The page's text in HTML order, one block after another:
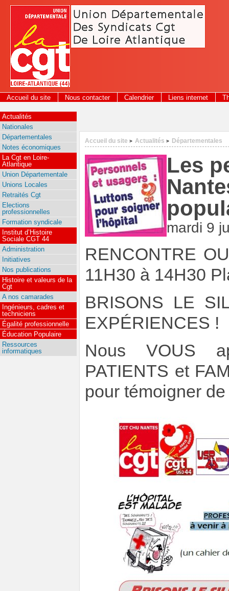
Panneau de gestion des cookies
Accueil du site Nous contacter Calendrier Liens internet
Accueil du site > Actualités > Départementales
Les
mardi 9
RENCONTRE
11H30 à 14H30
BRISONS LE
EXPÉRIENCES !
Nous VOUS
PATIENTS et
pour témoigner
Actualités
Nationales
Départementales
Notes économiques
La Cgt en Loire-
Atlantique
Union Départementale
Unions Locales
Retraités Cgt
Elections
professionnelles
Formation syndicale
Institut d’Histoire
Sociale CGT 44
Administration
Initiatives
Nos publications
Histoire et valeurs de la
Cgt
A nos camarades
Ingénieurs, cadres et
techniciens
Égalité professionnelle
Éducation Populaire
Ressources
informatiques